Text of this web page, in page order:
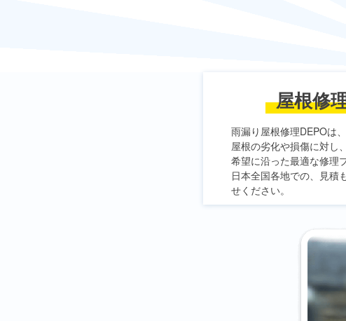
屋根修
雨漏り屋根修理DEPOは
屋根の劣化や損傷に対し
希望に沿った最適な修理
日本全国各地での、見積
せください。